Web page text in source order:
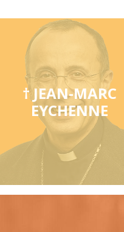
† JEAN-MARC
EYCHENNE